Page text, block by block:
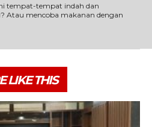
tempat-tempat indah dan
Atau mencoba makanan dengan
LIKE THIS